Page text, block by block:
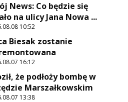
News: Co będzie się
na ulicy Jana Nowa ...
10:52
Biesak zostanie
16:12
że podłoży bombę w
Marszałkowskim
13:38